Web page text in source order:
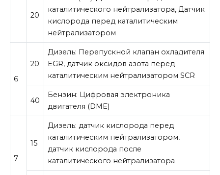
20
каталитического нейтрализатора, Датчик
кислорода перед каталитическим
нейтрализатором
6
20
Дизель: Перепускной клапан охладителя
EGR, датчик оксидов азота перед
каталитическим нейтрализатором SCR
40
Бензин: Цифровая электроника
двигателя (DME)
7
15
Дизель: датчик кислорода перед
каталитическим нейтрализатором,
датчик кислорода после
каталитического нейтрализатора